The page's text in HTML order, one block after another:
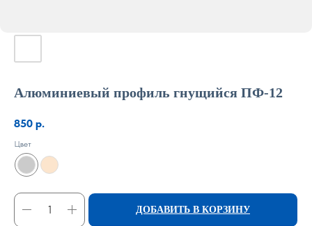
Алюминиевый профиль гнущийся ПФ-12
850 р.
Цвет
ДОБАВИТЬ В КОРЗИНУ